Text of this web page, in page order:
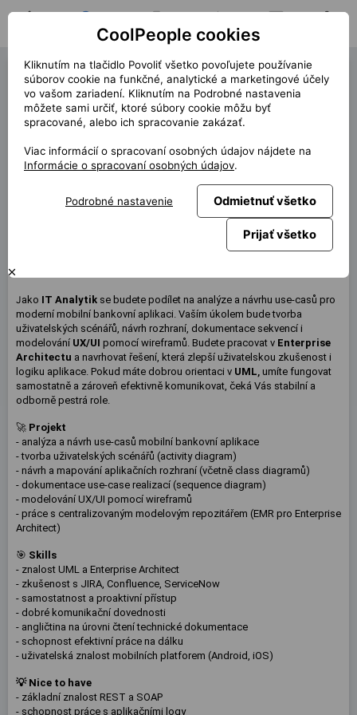
Hľadať pozíciu Moja pozícia Notifikácie
IT Analyst (41250) Ostáva 1 otvorená pozícia!
« späť
Miesto
Start (dĺžka)
2/2026 (12m)
Home office
40%
Jako IT Analytik se budete podílet na analýze a návrhu use-casů pro
moderní mobilní bankovní aplikaci. Vaším úkolem bude tvorba
uživatelských scénářů, návrh rozhraní, dokumentace sekvencí i
modelování UX/UI pomocí wireframů. Budete pracovat v Enterprise
Architectu a navrhovat řešení, která zlepší uživatelskou zkušenost i
logiku aplikace. Pokud máte dobrou orientaci v UML, umíte fungovat
samostatně a zároveň efektivně komunikovat, čeká Vás stabilní a
odborně pestrá role.
🚀 Projekt
- analýza a návrh use-casů mobilní bankovní aplikace
- tvorba uživatelských scénářů (activity diagram)
- návrh a mapování aplikačních rozhraní (včetně class diagramů)
- dokumentace use-case realizací (sequence diagram)
- modelování UX/UI pomocí wireframů
- práce s centralizovaným modelovým repozitářem (EMR pro Enterprise
Architect)
🎯 Skills
- znalost UML a Enterprise Architect
- zkušenost s JIRA, Confluence, ServiceNow
- samostatnost a proaktivní přístup
- dobré komunikační dovednosti
- angličtina na úrovni čtení technické dokumentace
- schopnost efektivní práce na dálku
- uživatelská znalost mobilních platforem (Android, iOS)
💡 Nice to have
- základní znalost REST a SOAP
- schopnost práce s aplikačními logy
CoolPeople cookies
Kliknutím na tlačidlo Povoliť všetko povoľujete používanie
súborov cookie na funkčné, analytické a marketingové účely
vo vašom zariadení. Kliknutím na Podrobné nastavenia
môžete sami určiť, ktoré súbory cookie môžu byť
spracované, alebo ich spracovanie zakázať.
Viac informácií o spracovaní osobných údajov nájdete na
Informácie o spracovaní osobných údajov.
Podrobné nastavenie Odmietnuť všetko
Prijať všetko